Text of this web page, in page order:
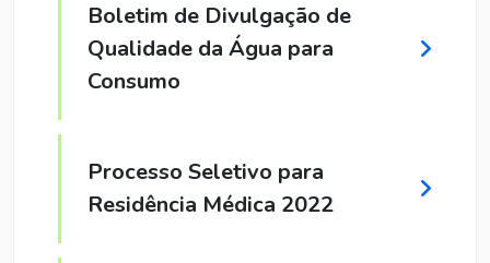
Boletim de Divulgação de
Qualidade da Água para
Consumo
Processo Seletivo para
Residência Médica 2022